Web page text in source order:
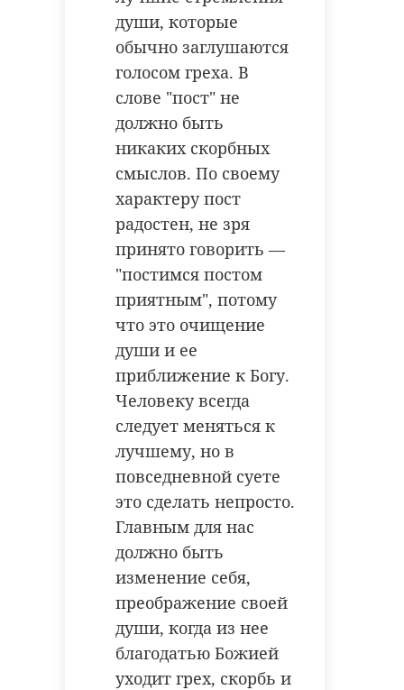
души, которые
обычно заглушаются
голосом греха. В
слове "пост" не
должно быть
никаких скорбных
смыслов. По своему
характеру пост
радостен, не зря
принято говорить —
"постимся постом
приятным", потому
что это очищение
души и ее
приближение к Богу.
Человеку всегда
следует меняться к
лучшему, но в
повседневной суете
это сделать непросто.
Главным для нас
должно быть
изменение себя,
преображение своей
души, когда из нее
благодатью Божией
уходит грех, скорбь и